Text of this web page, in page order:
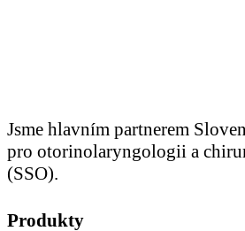
Jsme hlavním partnerem
pro otorinolaryngologii a
(SSO).
Produkty